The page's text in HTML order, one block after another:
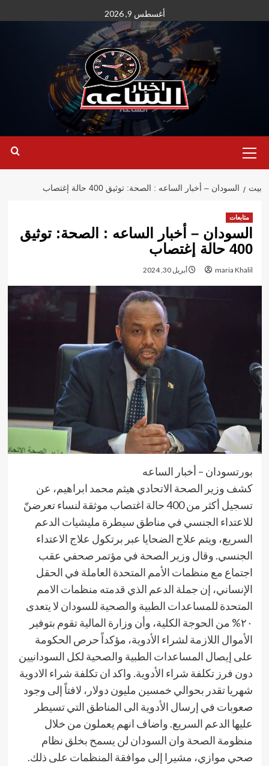
إلى
أغسطس 9, 2026
الأساسية
بيت السودان – أخبار الساعه : الصحة: توثيق 400 حالة إغتصاب
متابعات
السودان – أخبار الساعه : الصحة: توثيق
400 حالة إغتصاب
maria Khalil أبريل 30, 2024
بورتسودان – أخبار الساعه
كشف وزير الصحة الاتحادي هيثم محمد ابراهيم، عن
تسجيل أكثر من 400 حالة اغتصاب موثقة لنساء تعرضنّ
للاعتداء الجنسي في مناطق سيطرة مليشيات الدعم
السريع، ويتم علاج الضحايا عبر برتكول علاج الاعتداء
الجنسي. وقال وزير الصحة في مؤتمر صحفي عقب
اجتماع مع منظمات الأمم المتحدة العاملة في الحقل
الإنساني، إن جملة الدعم الذي قدمته منظمات الامم
المتحدة للمساعدات الطبية والصحية للسودان لا يتعدى
٢٠% من الحوجة الكلية، وأن وزارة المالية تقوم بتوفير
الأموال اللازمة لشراء الأدوية، مؤكداً حرص الحكومة
على إيصال المساعدات الطبية والصحية لكل السودانيين
دون فرز تكلفة شراء الأدوية. واكد ان تكلفة شراء الادوية
شهريا تقدر بحوالي خمسين مليون دولار، لافتاً إلى وجود
صعوبات في إرسال الأدوية الى المناطق التي تسيطر
عليها الدعم السريع. واضاف انهم يعملون من خلال
منظومة الصحة وان السودان لن يسمح بخلق نظام
صحي موازي، مشيرا إلى موافقة المنظمات على ذلك.